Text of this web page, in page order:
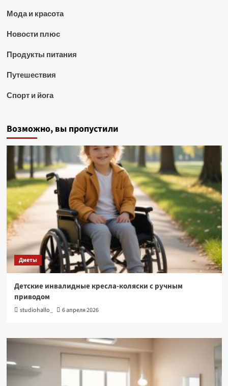
Мода и красота
Новости плюс
Продукты питания
Путешествия
Спорт и йога
Возможно, вы пропустили
Диеты
Детские инвалидные кресла-коляски с ручным
приводом
studiohallo_ 6 апреля 2026